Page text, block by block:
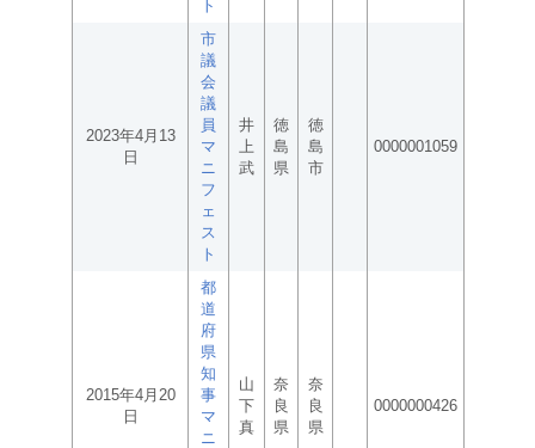
ト
2023年4月13
日
市
議
会
議
員
マ
ニ
フ
ェ
ス
ト
井
上
武
徳
島
県
徳
島
市
0000001059
2015年4月20
日
都
道
府
県
知
事
マ
ニ
山
下
真
奈
良
県
奈
良
県
0000000426